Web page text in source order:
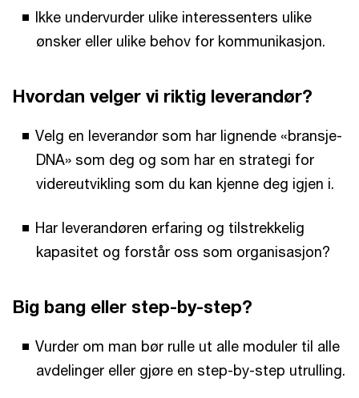
Ikke undervurder ulike interessenters ulike
ønsker eller ulike behov for kommunikasjon.
Hvordan velger vi riktig leverandør?
Velg en leverandør som har lignende «bransje-
DNA» som deg og som har en strategi for
videreutvikling som du kan kjenne deg igjen i.
Har leverandøren erfaring og tilstrekkelig
kapasitet og forstår oss som organisasjon?
Big bang eller step-by-step?
Vurder om man bør rulle ut alle moduler til alle
avdelinger eller gjøre en step-by-step utrulling.